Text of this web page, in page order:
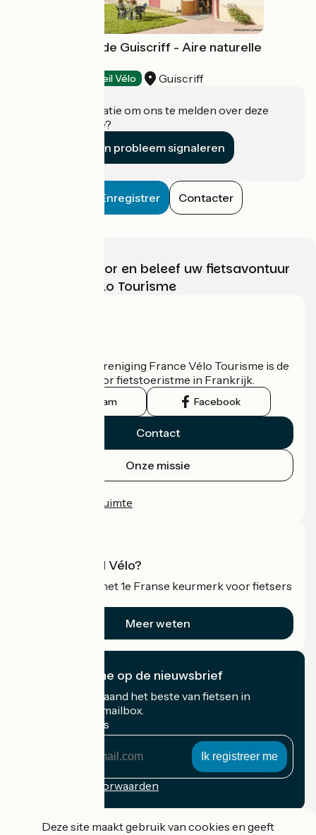
Loisirs en Gare de Guiscriff - Aire naturelle
Accueil Vélo Guiscriff
Heeft u informatie om ons te melden over deze
accommodatie?
Een probleem signaleren
Enregistrer Contacter
Kies, bereid voor en beleef uw fietsavontuur
met France Vélo Tourisme
De nationale vereniging France Vélo Tourisme is de
officiële gids voor fietstoeristme in Frankrijk.
Instagram Facebook
Contact
Onze missie
Professionele ruimte
Wat is Accueil Vélo?
Accueil Vélo is het 1e Franse keurmerk voor fietsers
Meer weten
Ik abonneer me op de nieuwsbrief
Ontvang elke maand het beste van fietsen in
Frankrijk in uw mailbox.
Mijn e-mailadres
Inschrijvingsvoorwaarden
Deze site maakt gebruik van cookies en geeft